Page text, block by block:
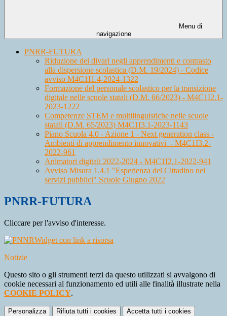
Menu di
navigazione
PNRR-FUTURA
Riduzione dei divari negli apprendimenti e contrasto
alla dispersione scolastica (D.M. 19/2024) - Codice
avviso M4C1I1.4-2024-1322
Formazione del personale scolastico per la transizione
digitale nelle scuole statali (D.M. 66/2023) - M4C1I2.1-
2023-1222
Competenze STEM e multilinguistiche nelle scuole
statali (D.M. 65/2023) M4C1I3.1-2023-1143
Piano Scuola 4.0 - Azione 1 - Next generation class -
Ambienti di apprendimento innovativi - M4C1I3.2-
2022-961
Animatori digitali 2022-2024 - M4C1I2.1-2022-941
Avviso Misura 1.4.1 "Esperienza del Cittadino nei
servizi pubblici" Scuole Giugno 2022
PNRR-FUTURA
Cliccare per l'avviso d'interesse.
Widget con link a risorsa
Notizie
Questo sito o gli strumenti terzi da questo utilizzati si avvalgono di
cookie necessari al funzionamento ed utili alle finalità illustrate nella
COOKIE POLICY.
Personalizza Rifiuta tutti i cookies Accetta tutti i cookies